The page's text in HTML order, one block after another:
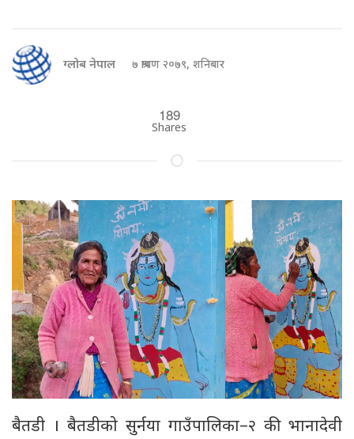
ग्लोब नेपाल ७ श्रावण २०७९, शनिबार
189
Shares
बैतडी । बैतडीको सुर्नया गाउँपालिका–२ की भानादेवी